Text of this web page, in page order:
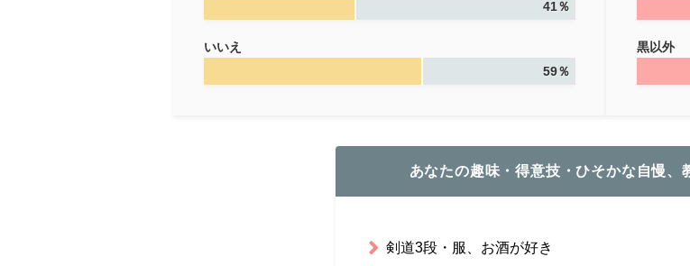
41％
いいえ
59％
黒以外
あなたの趣味・得意技・ひそかな自慢、
剣道3段・服、お酒が好き